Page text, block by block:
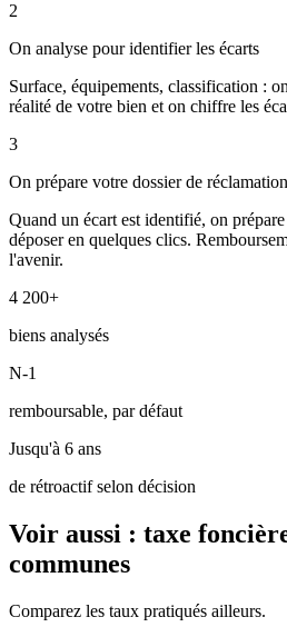
2
On analyse pour identifier les écarts
Surface, équipements, classification :
réalité de votre bien et on chiffre les
3
On prépare votre dossier de réclamation
Quand un écart est identifié, on
déposer en quelques clics.
l'avenir.
4 200+
biens analysés
N-1
remboursable, par défaut
Jusqu'à 6 ans
de rétroactif selon décision
Voir aussi : taxe
communes
Comparez les taux pratiqués ailleurs.